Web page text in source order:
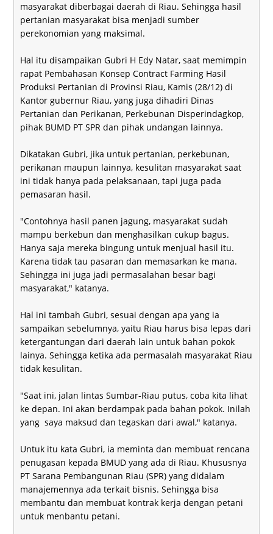
masyarakat diberbagai daerah di Riau. Sehingga hasil
pertanian masyarakat bisa menjadi sumber
perekonomian yang maksimal.
Hal itu disampaikan Gubri H Edy Natar, saat memimpin
rapat Pembahasan Konsep Contract Farming Hasil
Produksi Pertanian di Provinsi Riau, Kamis (28/12) di
Kantor gubernur Riau, yang juga dihadiri Dinas
Pertanian dan Perikanan, Perkebunan Disperindagkop,
pihak BUMD PT SPR dan pihak undangan lainnya.
Dikatakan Gubri, jika untuk pertanian, perkebunan,
perikanan maupun lainnya, kesulitan masyarakat saat
ini tidak hanya pada pelaksanaan, tapi juga pada
pemasaran hasil.
"Contohnya hasil panen jagung, masyarakat sudah
mampu berkebun dan menghasilkan cukup bagus.
Hanya saja mereka bingung untuk menjual hasil itu.
Karena tidak tau pasaran dan memasarkan ke mana.
Sehingga ini juga jadi permasalahan besar bagi
masyarakat," katanya.
Hal ini tambah Gubri, sesuai dengan apa yang ia
sampaikan sebelumnya, yaitu Riau harus bisa lepas dari
ketergantungan dari daerah lain untuk bahan pokok
lainya. Sehingga ketika ada permasalah masyarakat Riau
tidak kesulitan.
"Saat ini, jalan lintas Sumbar-Riau putus, coba kita lihat
ke depan. Ini akan berdampak pada bahan pokok. Inilah
yang saya maksud dan tegaskan dari awal," katanya.
Untuk itu kata Gubri, ia meminta dan membuat rencana
penugasan kepada BMUD yang ada di Riau. Khususnya
PT Sarana Pembangunan Riau (SPR) yang didalam
manajemennya ada terkait bisnis. Sehingga bisa
membantu dan membuat kontrak kerja dengan petani
untuk menbantu petani.